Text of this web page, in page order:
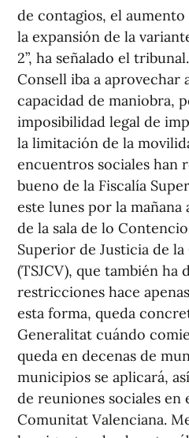
de contagios, el
la expansión de la
2”, ha señalado el
Consell iba a aprovechar
capacidad de maniobra,
imposibilidad legal de
la limitación de la
encuentros sociales han
bueno de la Fiscalía
este lunes por la mañana
de la sala de lo
Superior de Justicia de
(TSJCV), que también ha
restricciones hace
esta forma, queda
Generalitat cuándo
queda en decenas de
municipios se aplicará,
de reuniones sociales en
Comunitat Valenciana.